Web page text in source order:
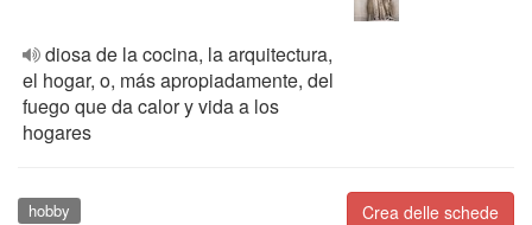
diosa de la cocina, la arquitectura,
el hogar, o, más apropiadamente, del
fuego que da calor y vida a los
hogares
Crea delle schede
hobby